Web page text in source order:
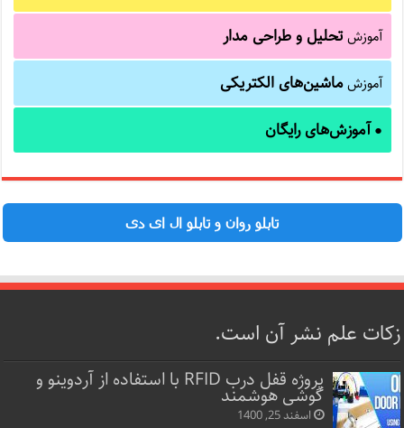
آموزشتحلیل و طراحی مدار
آموزشماشین‌های الکتریکی
● آموزش‌های رایگان
تابلو روان و تابلو ال ای دی
زکات علم نشر آن است.
پروژه قفل‌ درب RFID با استفاده از آردوینو و
گوشی هوشمند
اسفند 25, 1400